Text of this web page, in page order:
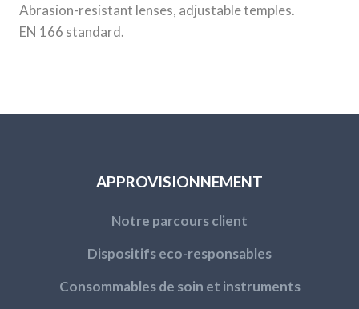
Abrasion-resistant lenses, adjustable temples.
EN 166 standard.
APPROVISIONNEMENT
Notre parcours client
Dispositifs eco-responsables
Consommables de soin et instruments